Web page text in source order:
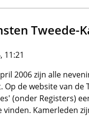
Tweede-
11:21
2006 zijn alle
Op de website van de
(onder Registers)
vinden. Kamerleden